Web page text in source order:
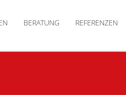
BERATUNG REFERENZEN